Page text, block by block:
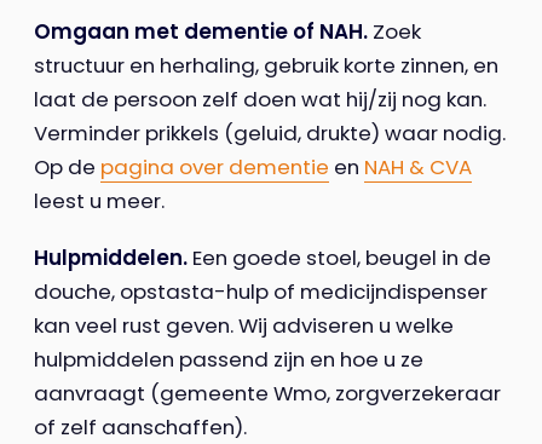
Omgaan met dementie of NAH. Zoek
structuur en herhaling, gebruik korte zinnen, en
laat de persoon zelf doen wat hij/zij nog kan.
Verminder prikkels (geluid, drukte) waar nodig.
Op de pagina over dementie en NAH & CVA
leest u meer.
Hulpmiddelen. Een goede stoel, beugel in de
douche, opstasta-hulp of medicijndispenser
kan veel rust geven. Wij adviseren u welke
hulpmiddelen passend zijn en hoe u ze
aanvraagt (gemeente Wmo, zorgverzekeraar
of zelf aanschaffen).